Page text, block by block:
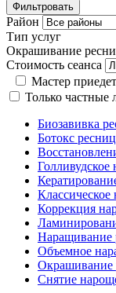
Фильтровать
Район
Тип услуг
Окрашивание
Стоимость сеанса
Мастер
Только частные
Биозавивка
Ботокс ресниц
Коррекция
Наращивание
Объемное
Окрашивание
Снятие